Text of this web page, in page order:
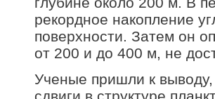
рекордное накопление
поверхности. Затем он
от 200 и до 400 м, не
Ученые пришли к